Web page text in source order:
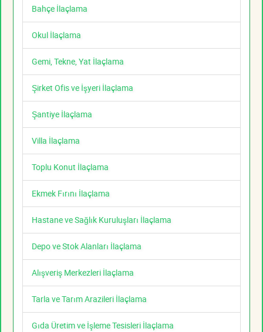
Bahçe İlaçlama
Okul İlaçlama
Gemi, Tekne, Yat İlaçlama
Şirket Ofis ve İşyeri İlaçlama
Şantiye İlaçlama
Villa İlaçlama
Toplu Konut İlaçlama
Ekmek Fırını İlaçlama
Hastane ve Sağlık Kuruluşları İlaçlama
Depo ve Stok Alanları İlaçlama
Alışveriş Merkezleri İlaçlama
Tarla ve Tarım Arazileri İlaçlama
Gıda Üretim ve İşleme Tesisleri İlaçlama